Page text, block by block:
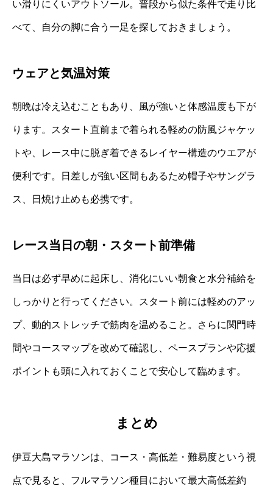
い滑りにくいアウトソール。普段から似た条件で走り比
べて、自分の脚に合う一足を探しておきましょう。
ウェアと気温対策
朝晩は冷え込むこともあり、風が強いと体感温度も下が
ります。スタート直前まで着られる軽めの防風ジャケッ
トや、レース中に脱ぎ着できるレイヤー構造のウエアが
便利です。日差しが強い区間もあるため帽子やサングラ
ス、日焼け止めも必携です。
レース当日の朝・スタート前準備
当日は必ず早めに起床し、消化にいい朝食と水分補給を
しっかりと行ってください。スタート前には軽めのアッ
プ、動的ストレッチで筋肉を温めること。さらに関門時
間やコースマップを改めて確認し、ペースプランや応援
ポイントも頭に入れておくことで安心して臨めます。
まとめ
伊豆大島マラソンは、コース・高低差・難易度という視
点で見ると、フルマラソン種目において最大高低差約